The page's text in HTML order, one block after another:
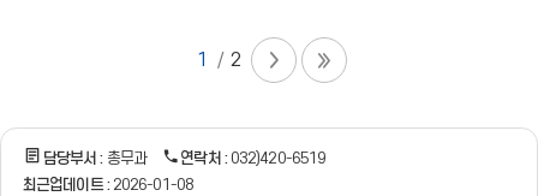
를
1 2
담당부서 : 총무과 연락처 : 032)420-6519
최근업데이트 : 2026-01-08